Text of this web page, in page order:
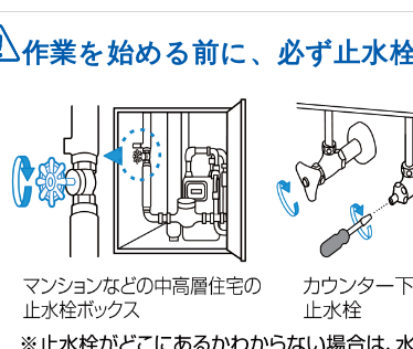
作業を始める前に、必ず止水